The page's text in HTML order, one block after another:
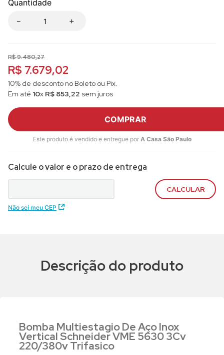
Quantidade
＋
－
R$9.480,27
R$ 7.679,02
10% de desconto no Boleto ou Pix.
Em até 10x R$ 853,22 sem juros
COMPRAR
Este produto é vendido e entregue por A Casa São Paulo
Não sei meu CEP
Descrição do produto
Bomba Multiestagio De Aço Inox
Vertical Schneider VME 5630 3Cv
220/380v Trifasico